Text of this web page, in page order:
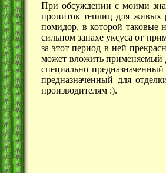
При обсуждении с моими
пропиток теплиц для живых
помидор, в которой таковые
сильном запахе уксуса от
за этот период в ней
может вложить применяемый
специально
предназначенный для
производителям :).